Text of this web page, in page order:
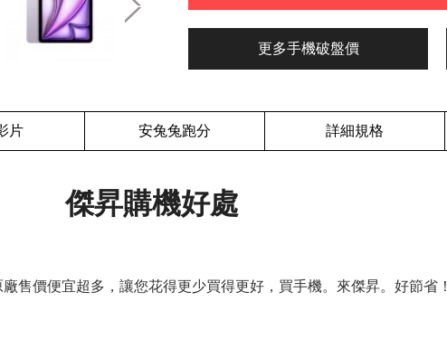
更多手機破盤價
片 安兔兔跑分 詳細規格
傑昇購機好處
售價便宜超多，讓您花得更少買得更好，買手機。來傑昇。好節省！